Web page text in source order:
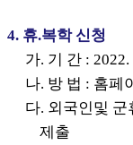
4. 휴.복학 신청
가. 기 간 : 2022.
나. 방 법 : 홈페
다. 외국인및 군
제출